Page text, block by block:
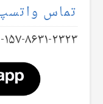
تماس
۰۰۴۹-۱۵۷-